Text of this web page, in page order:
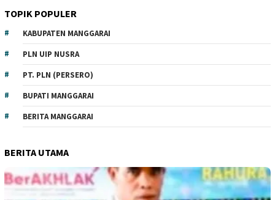
TOPIK POPULER
KABUPATEN MANGGARAI
PLN UIP NUSRA
PT. PLN (PERSERO)
BUPATI MANGGARAI
BERITA MANGGARAI
BERITA UTAMA